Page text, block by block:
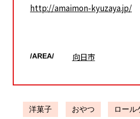
http://amaimon-kyuzaya.jp/
/AREA/ 向日市
洋菓子 おやつ ロール